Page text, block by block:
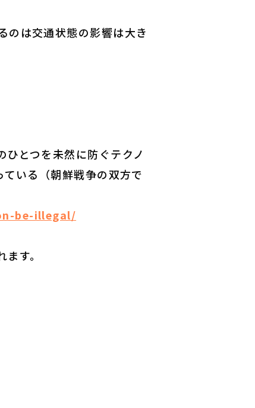
のは交通状態の影響は大き
とつを未然に防ぐテクノ
いる（朝鮮戦争の双方で
be-illegal/
す。